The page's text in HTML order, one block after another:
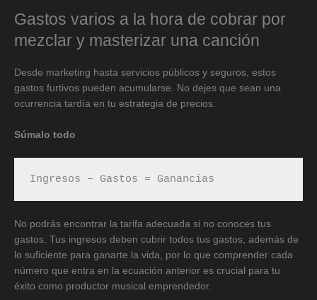
Gastos varios a la hora de cobrar por
mezclar y masterizar una canción
Desde marketing hasta servicios públicos y seguros, estos
gastos furtivos pueden acumularse. No dejes que sean una
ocurrencia tardía en tu estrategia de precios.
Súmalo todo
Ingresos – Gastos = Ganancias
No podrás encontrar la tarifa adecuada si no conoces tus
gastos. Tus ingresos deben cubrir todos tus gastos, además de
lo suficiente para ganarte la vida, por lo que comprender cada
número que entra en la ecuación anterior es crucial para tu
éxito como productor musical emprendedor.